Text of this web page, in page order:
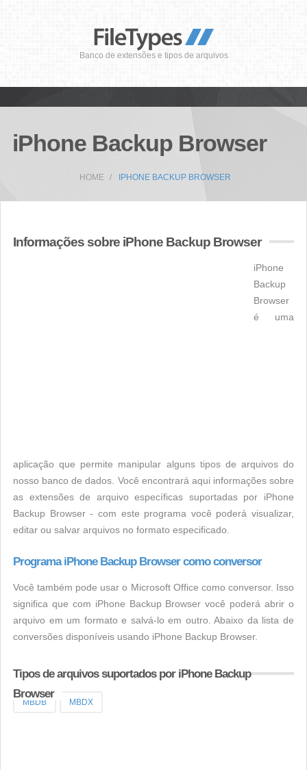
Banco de extensões e tipos de arquivos
iPhone Backup Browser
HOME IPHONE BACKUP BROWSER
Informações sobre iPhone Backup Browser
iPhone
Backup
Browser
é uma
aplicação que permite manipular alguns tipos de arquivos do
nosso banco de dados. Você encontrará aqui informações sobre
as extensões de arquivo específicas suportadas por iPhone
Backup Browser - com este programa você poderá visualizar,
editar ou salvar arquivos no formato especificado.
Programa iPhone Backup Browser como conversor
Você também pode usar o Microsoft Office como conversor. Isso
significa que com iPhone Backup Browser você poderá abrir o
arquivo em um formato e salvá-lo em outro. Abaixo da lista de
conversões disponíveis usando iPhone Backup Browser.
Tipos de arquivos suportados por iPhone Backup
Browser
MBDB MBDX